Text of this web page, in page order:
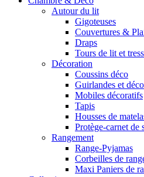
Autour du lit
Gigoteuses
Couvertures &
Draps
Tours de lit et
Décoration
Coussins déco
Guirlandes et
Mobiles décoratifs
Tapis
Housses de
Protège-carnet de
Rangement
Range-Pyjamas
Corbeilles de
Maxi Paniers de